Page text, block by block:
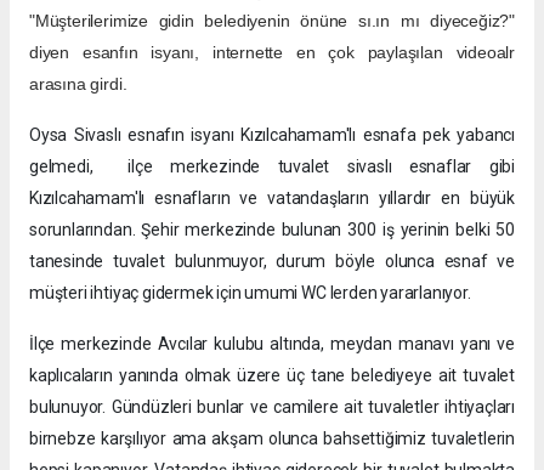
"Müşterilerimize gidin belediyenin önüne sı.ın mı diyeceğiz?"
diyen esanfın isyanı, internette en çok paylaşılan videoalr
arasına girdi.
Oysa Sivaslı esnafın isyanı Kızılcahamam'lı esnafa pek yabancı
gelmedi, ilçe merkezinde tuvalet sivaslı esnaflar gibi
Kızılcahamam'lı esnafların ve vatandaşların yıllardır en büyük
sorunlarından. Şehir merkezinde bulunan 300 iş yerinin belki 50
tanesinde tuvalet bulunmuyor, durum böyle olunca esnaf ve
müşteri ihtiyaç gidermek için umumi WC lerden yararlanıyor.
İlçe merkezinde Avcılar kulubu altında, meydan manavı yanı ve
kaplıcaların yanında olmak üzere üç tane belediyeye ait tuvalet
bulunuyor. Gündüzleri bunlar ve camilere ait tuvaletler ihtiyaçları
birnebze karşılıyor ama akşam olunca bahsettiğimiz tuvaletlerin